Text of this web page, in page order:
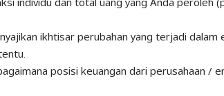
ikhtisar perubahan yang terjadi dalam
posisi keuangan dari perusahaan /